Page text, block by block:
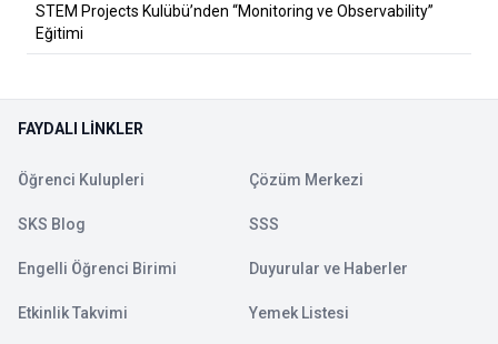
STEM Projects Kulübü’nden “Monitoring ve Observability”
Eğitimi
FAYDALI LINKLER
Öğrenci Kulupleri Çözüm Merkezi
SKS Blog SSS
Engelli Öğrenci Birimi Duyurular ve Haberler
Etkinlik Takvimi Yemek Listesi